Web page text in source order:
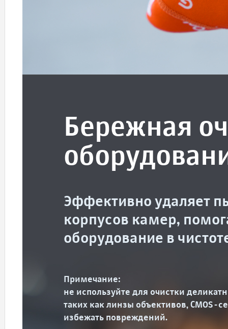
Бережная
Эффективно удаляет
корпусов камер,
оборудование в
Примечание:
не используйте для очистки
таких как линзы объективов, CMOS-
избежать повреждений.